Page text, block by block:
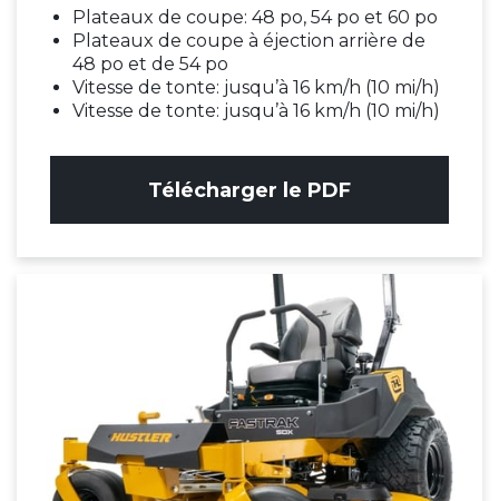
Plateaux de coupe: 48 po, 54 po et 60 po
Plateaux de coupe à éjection arrière de
48 po et de 54 po
Vitesse de tonte: jusqu’à 16 km/h (10 mi/h)
Vitesse de tonte: jusqu’à 16 km/h (10 mi/h)
Télécharger le PDF